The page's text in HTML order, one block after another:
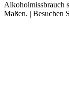
Alkoholmissbrauch
Maßen. | Besuchen